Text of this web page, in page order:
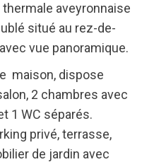
aveyronnaise
situé au rez-de-
vue panoramique.
maison, dispose
2 chambres avec
1 WC séparés.
privé, terrasse,
de jardin avec